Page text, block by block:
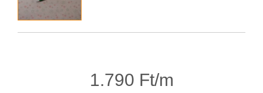
1.790 Ft/m